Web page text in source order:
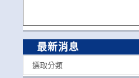
最新消息
選取分類